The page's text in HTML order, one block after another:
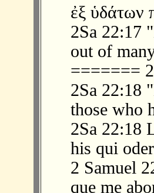
ἐξ ὑδάτων
2Sa 22:17
out of
=======
2Sa 22:18
those who
2Sa 22:18
his qui
2 Samuel
que me